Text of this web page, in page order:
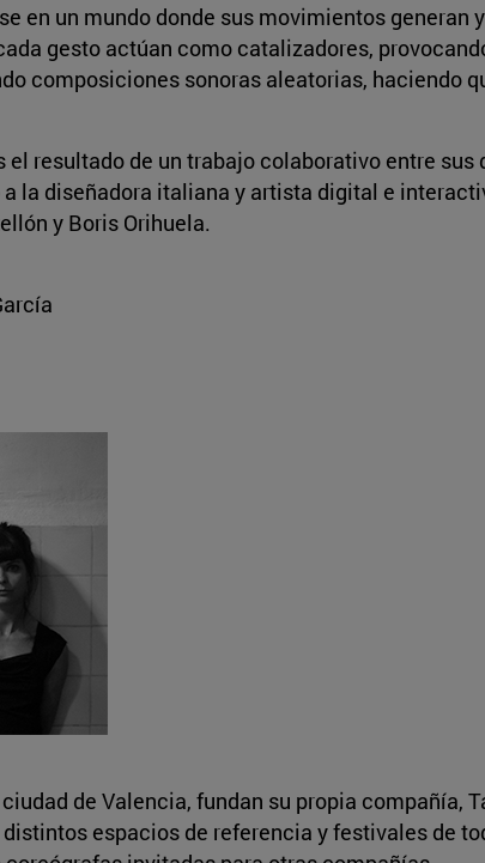
en un mundo donde sus movimientos generan
gesto actúan como catalizadores,
composiciones sonoras aleatorias, haciendo
resultado de un trabajo colaborativo entre sus
la diseñadora italiana y artista digital e
y Boris Orihuela.
de Valencia, fundan su propia compañía,
espacios de referencia y festivales de